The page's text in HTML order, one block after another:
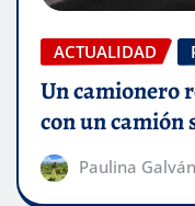
ACTUALIDAD
Un camionero
con un camión
Paulina Galván